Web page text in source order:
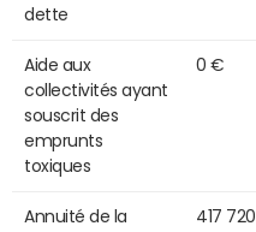
dette
Aide aux
collectivités ayant
souscrit des
emprunts
toxiques
0 €
Annuité de la
417